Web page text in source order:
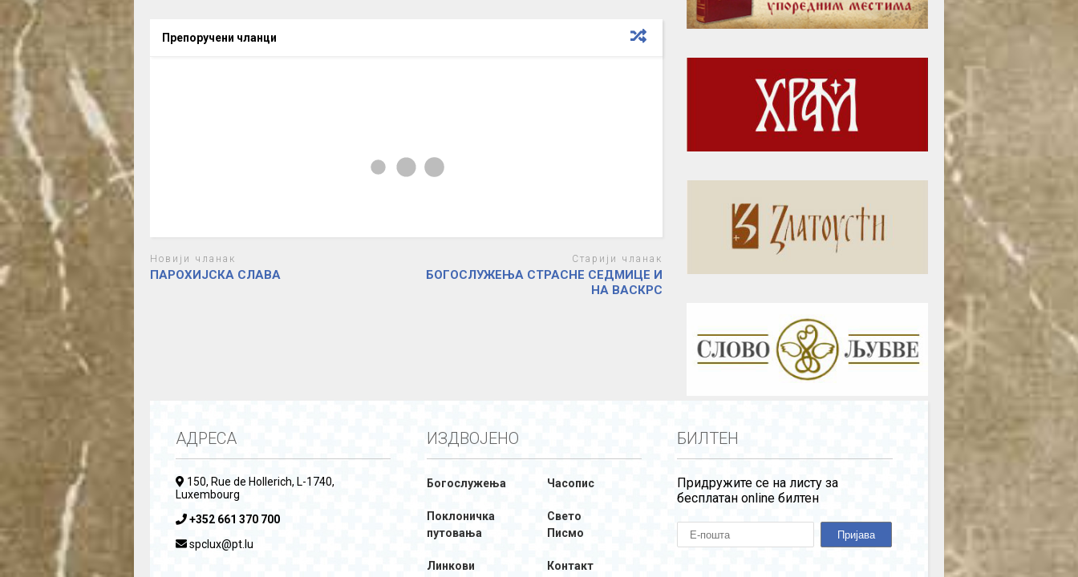
Препоручени чланци
Новији чланак
ПАРОХИЈСКА СЛАВА
Старији чланак
БОГОСЛУЖЕЊА СТРАСНЕ СЕДМИЦЕ И
НА ВАСКРС
АДРЕСА
150, Rue de Hollerich, L-1740,
Luxembourg
+352 661 370 700
spclux@pt.lu
ИЗДВОЈЕНО
Богослужења Часопис
Поклоничка
путовања
Свето
Писмо
Линкови Контакт
БИЛТЕН
Придружите се на листу за
бесплатан online билтен